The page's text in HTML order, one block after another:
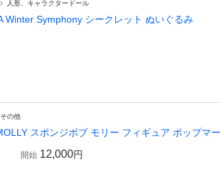
人形、キャラクタードール
Winter Symphony シークレット ぬいぐるみ
その他
スポンジボブ モリー フィギュア ポップマ
開始 12,000円